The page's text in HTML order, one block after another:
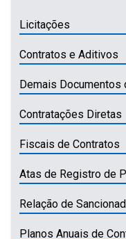
Licitações
Contratos e Aditivos
Demais
Contratações Diretas
Fiscais de Contratos
Atas de Registro de
Relação de
Planos Anuais de